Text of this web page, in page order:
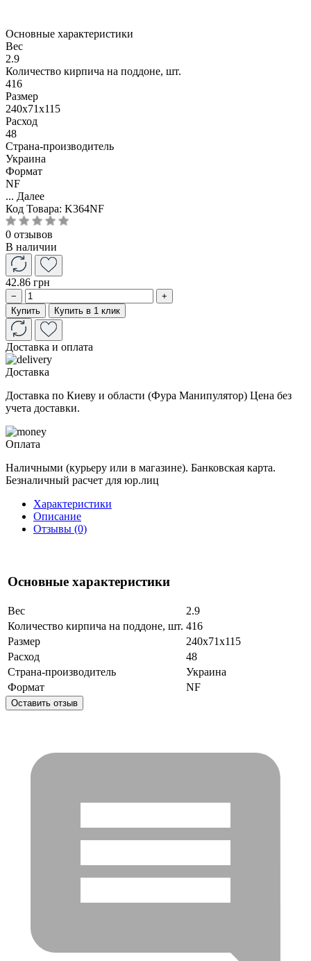
Основные характеристики
Вес
2.9
Количество кирпича на поддоне, шт.
416
Размер
240x71x115
Расход
48
Страна-производитель
Украина
Формат
NF
... Далее
Код Товара: K364NF
0 отзывов
В наличии
42.86 грн
−
+
Купить
Купить в 1 клик
Доставка и оплата
Доставка
Доставка по Киеву и области (Фура Манипулятор) Цена без
учета доставки.
Оплата
Наличными (курьеру или в магазине). Банковская карта.
Безналичный расчет для юр.лиц
Характеристики
Описание
Отзывы (0)
Основные характеристики
Вес
2.9
Количество кирпича на поддоне, шт. 416
Размер
240x71x115
Расход
48
Страна-производитель
Украина
Формат
NF
Оставить отзыв